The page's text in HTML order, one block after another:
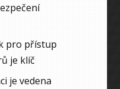
pro přístup
je klíč
je vedena